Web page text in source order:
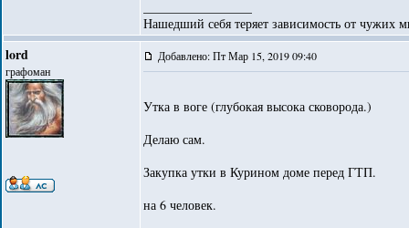
Нашедший себя теряет зависимость от чужих
lord
графоман
Добавлено: Пт Мар 15, 2019 09:40
Утка в воге (глубокая высока сковорода.)
Делаю сам.
Закупка утки в Курином доме перед ГТП.
на 6 человек.